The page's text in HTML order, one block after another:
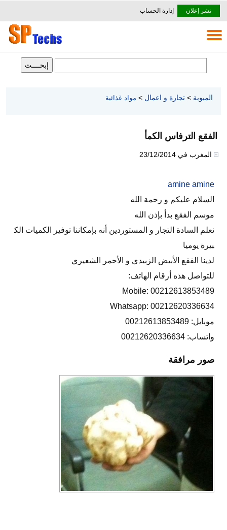
نشر إعلان إدارة الحساب
المبوبة > تجارة و اعمال > مواد غذائية
الفقع الترفاس الكمأ
المغرب في 23/12/2014
amine amine
السلام عليكم و رحمة الله
موسم الفقع بدأ بإذن الله
نعلم السادة التجار و المستوردين أنه بإمكاننا توفير الكميات الك
بيرة يوميا
لدينا الفقع الأبيض الزبيدي و الأحمر الشعيري
للتواصل هذه أرقام الهاتف:
Mobile: 00212613853489
Whatsapp: 00212620336634
موبايل: 00212613853489
واتساب: 00212620336634
صور مرافقة